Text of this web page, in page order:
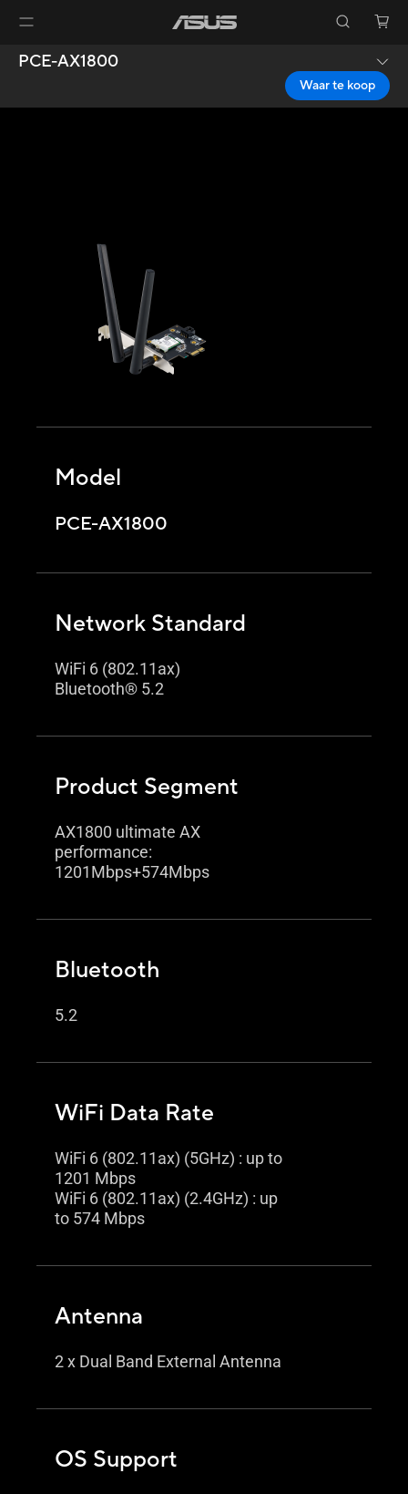
PCE-AX1800
Waar te koop
Model
PCE-AX1800
Network Standard
WiFi 6 (802.11ax)
Bluetooth® 5.2
Product Segment
AX1800 ultimate AX
performance:
1201Mbps+574Mbps
Bluetooth
5.2
WiFi Data Rate
WiFi 6 (802.11ax) (5GHz) : up to
1201 Mbps
WiFi 6 (802.11ax) (2.4GHz) : up
to 574 Mbps
Antenna
2 x Dual Band External Antenna
OS Support